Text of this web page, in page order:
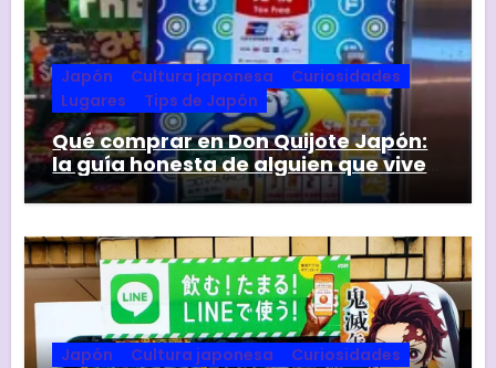
Japón Cultura japonesa
Curiosidades
Lugares
Tips de Japón
Qué comprar en Don Quijote Japón:
la guía honesta de alguien que vive
aquí
Japón Cultura japonesa Curiosidades